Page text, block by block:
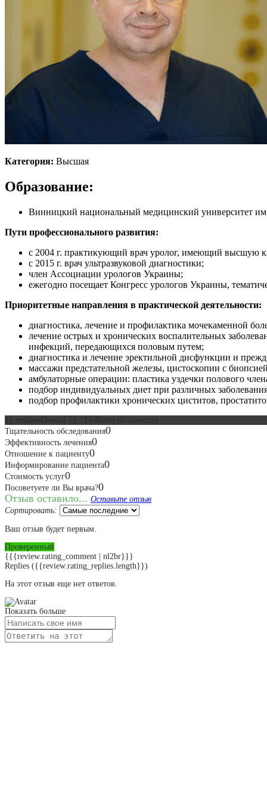
Категория: Высшая
Образование:
Винницкий национальный медицинский университет
Пути профессионального развития:
с 2004 г. практикующий врач уролог, имеющий высшую
с 2015 г. врач ультразвуковой диагностики;
член Ассоциации урологов Украины;
ежегодно посещает Конгресс урологов Украины,
Приоритетные направления в практической деятельности:
диагностика, лечение и профилактика мочекаменной
лечение острых и хронических воспалительных
инфекций, передающихся половым путем;
диагностика и лечение эректильной дисфункции и
массажи предстательной железы, цистоскопии с
амбулаторные операции: пластика уздечки полового
подбор индивидуальных диет при различных
подбор профилактики хронических циститов,
Тщательность обследования0
Эффективность лечения0
Отношение к пациенту0
Информирование пациента0
Стоимость услуг0
Посоветуете ли Вы врача?0
Отзыв оставило... Оставьте отзыв
Сортировать:
Ваш отзыв будет первым.
Проверенный
{{{review.rating_comment | nl2br}}}
Replies ({{review.rating_replies.length}})
На этот отзыв еще нет ответов.
Показать больше